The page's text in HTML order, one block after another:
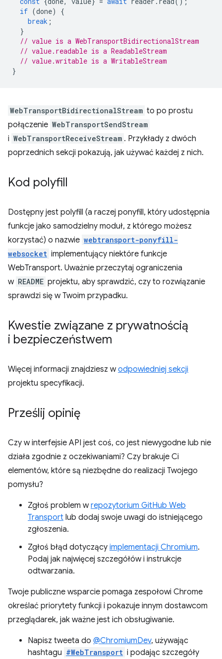
if (done)
{
break ;
}
// value is a WebTransportBidirectionalStream
// value.readable is a ReadableStream
// value.writable is a WritableStream
}
WebTransportBidirectionalStream to po prostu
połączenie WebTransportSendStream
i WebTransportReceiveStream . Przykłady z dwóch
poprzednich sekcji pokazują, jak używać każdej z nich.
Kod polyfill
Dostępny jest polyfill (a raczej ponyfill, który udostępnia
funkcje jako samodzielny moduł, z którego możesz
korzystać) o nazwie webtransport-ponyfill-
websocket implementujący niektóre funkcje
WebTransport. Uważnie przeczytaj ograniczenia
w README projektu, aby sprawdzić, czy to rozwiązanie
sprawdzi się w Twoim przypadku.
Kwestie związane z prywatnością
i bezpieczeństwem
Więcej informacji znajdziesz wodpowiedniej sekcji
projektu specyfikacji.
Prześlij opinię
Czy w interfejsie API jest coś, co jest niewygodne lub nie
działa zgodnie z oczekiwaniami? Czy brakuje Ci
elementów, które są niezbędne do realizacji Twojego
pomysłu?
Zgłoś problem wrepozytorium GitHub Web
Transport lub dodaj swoje uwagi do istniejącego
zgłoszenia.
Zgłoś błąd dotyczący implementacji Chromium.
Podaj jak najwięcej szczegółów i instrukcje
odtwarzania.
Twoje publiczne wsparcie pomaga zespołowi Chrome
określać priorytety funkcji i pokazuje innym dostawcom
przeglądarek, jak ważne jest ich obsługiwanie.
Napisz tweeta do @ChromiumDev, używając
hashtagu #WebTransport i podając szczegóły